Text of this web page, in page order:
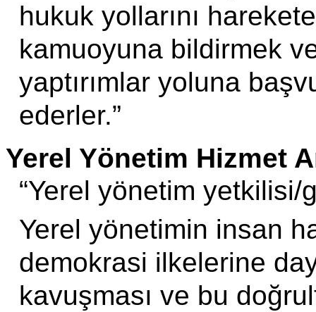
hukuk yollarını
kamuoyuna bildirmek
yaptırımlar yoluna
ederler.”
Yerel Yönetim Hizmet
“Yerel yönetim yetkilisi/
Yerel yönetimin insan
demokrasi ilkelerine
kavuşması ve bu